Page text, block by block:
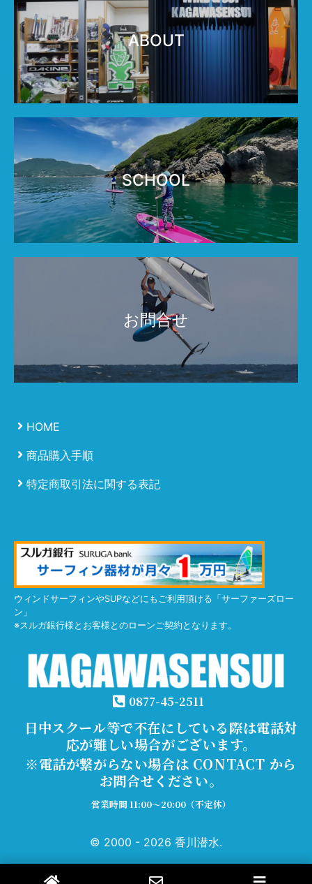
ABOUT
SCHOOL
お問合せ
HOME
商品購入手順
特定商取引法に関する表記
ウィンドサーフィンやSUPなどにもご利用頂ける「サーファーズロー
ン」
※スルガ銀行様とお客様とのローンご契約となります。
0877-45-2511
日中スクール等で不在にしている際は電話対
応が難しい場合がございます。
※電話が繋がらない場合は CONTACT から
お問合せください。
営業時間 11:00～20:00（不定休）
© 2000 - 2026 香川潜水.